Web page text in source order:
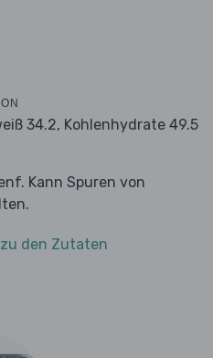
34.2, Kohlenhydrate 49.5
Kann Spuren von
den Zutaten